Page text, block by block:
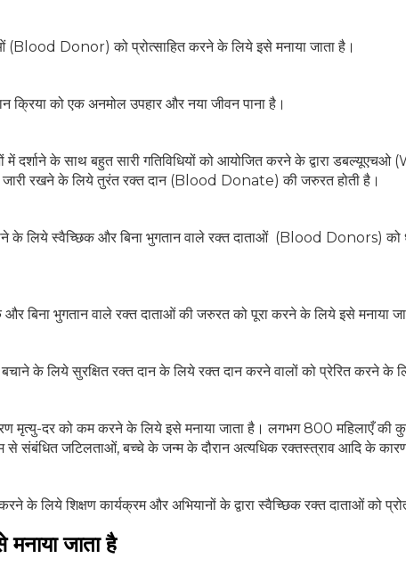
(Blood Donor) को प्रोत्साहित करने के लिये इसे मनाया जाता है।
क्रिया को एक अनमोल उपहार और नया जीवन पाना है।
में दर्शाने के साथ बहुत सारी गतिविधियों को आयोजित करने के द्वारा
रखने के लिये तुरंत रक्त दान (Blood Donate) की जरुरत होती है।
के लिये स्वैच्छिक और बिना भुगतान वाले रक्त दाताओं (Blood Donors) को
बिना भुगतान वाले रक्त दाताओं की जरुरत को पूरा करने के लिये इसे मनाया
के लिये सुरक्षित रक्त दान के लिये रक्त दान करने वालों को प्रेरित करने के
मृत्यु-दर को कम करने के लिये इसे मनाया जाता है। लगभग 800 महिलाएँ की
जटिलताओं, बच्चे के जन्म के दौरान अत्यधिक रक्तस्त्राव आदि के कारण
के लिये शिक्षण कार्यक्रम और अभियानों के द्वारा स्वैच्छिक रक्त दाताओं को
मनाया जाता है